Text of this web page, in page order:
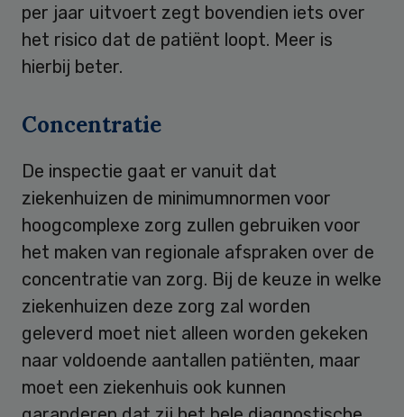
per jaar uitvoert zegt bovendien iets over
het risico dat de patiënt loopt. Meer is
hierbij beter.
Concentratie
De inspectie gaat er vanuit dat
ziekenhuizen de minimumnormen voor
hoogcomplexe zorg zullen gebruiken voor
het maken van regionale afspraken over de
concentratie van zorg. Bij de keuze in welke
ziekenhuizen deze zorg zal worden
geleverd moet niet alleen worden gekeken
naar voldoende aantallen patiënten, maar
moet een ziekenhuis ook kunnen